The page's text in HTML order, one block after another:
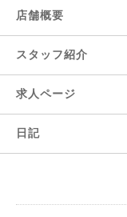
店舗概要
スタッフ紹介
求人ページ
日記